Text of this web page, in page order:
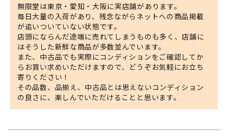
無限堂は東京・愛知・大阪に実店舗があります。
毎日大量の入荷があり、残念ながらネットへの商品掲載
が追いついていない状態です。
店頭にならんだ途端に売れてしまうものも多く、店舗に
はそうした新鮮な商品が多数並んでいます。
また、中古品でも実際にコンディションをご確認してか
らお買い求めいただけますので、どうぞお気軽にお立ち
寄りください！
その品数、品揃え、中古品とは思えないコンディション
の良さに、楽しんでいただけることと思います。